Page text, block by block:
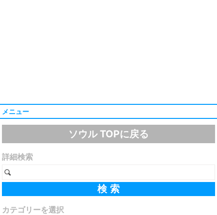
メニュー
ソウル TOPに戻る
詳細検索
カテゴリーを選択